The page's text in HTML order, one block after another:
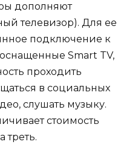
дополняют
телевизор). Для ее
подключение к
Smart TV,
проходить
в социальных
слушать музыку.
стоимость
треть.